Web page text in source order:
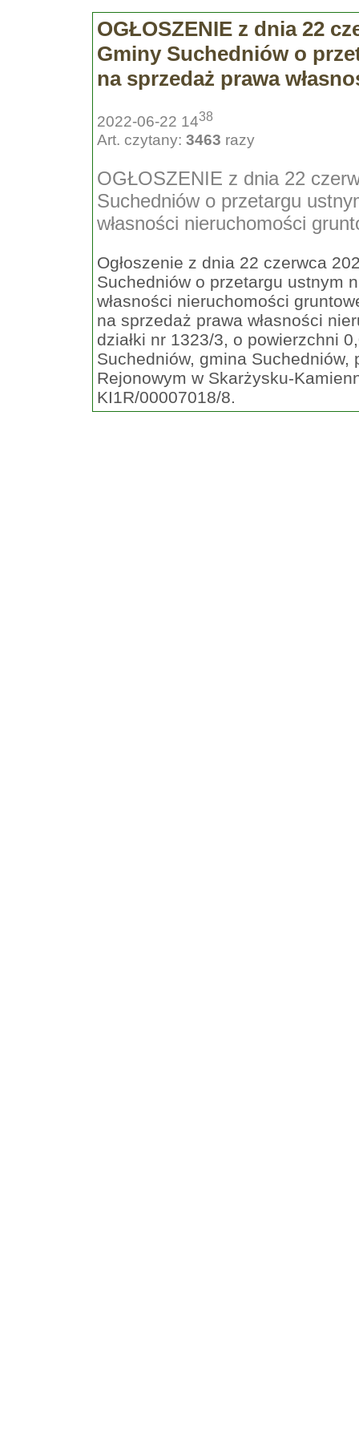
OGŁOSZENIE z dnia 22
Gminy Suchedniów o
na sprzedaż prawa
2022-06-22 1438
Art. czytany: 3463 razy
OGŁOSZENIE z dnia 22
Suchedniów o przetargu
własności nieruchomości
Ogłoszenie z dnia 22 czerwca
Suchedniów o przetargu ustnym
własności nieruchomości
na sprzedaż prawa własności
działki nr 1323/3, o powierzchni
Suchedniów, gmina
Rejonowym w Skarżysku-
KI1R/00007018/8.